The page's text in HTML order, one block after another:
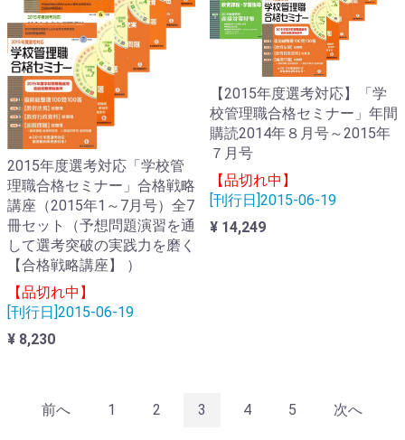
2015年度選考対応「学校管
理職合格セミナー」合格戦略
講座（2015年1～7月号）全7
冊セット（予想問題演習を通
して選考突破の実践力を磨く
【合格戦略講座】 ）
【品切れ中】
[刊行日]2015-06-19
¥ 8,230
【2015年度選考対応】「学
校管理職合格セミナー」年間
購読2014年８月号～2015年
７月号
【品切れ中】
[刊行日]2015-06-19
¥ 14,249
前へ 1 2 3 4 5 次へ